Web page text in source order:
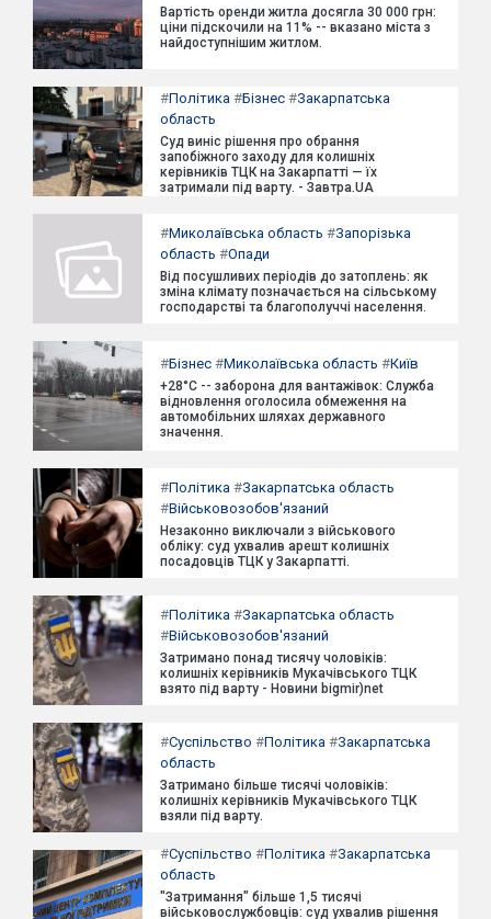
Вартість оренди житла досягла 30 000 грн:
ціни підскочили на 11% -- вказано міста з
найдоступнішим житлом.
#Політика #Бізнес #Закарпатська
область
Суд виніс рішення про обрання
запобіжного заходу для колишніх
керівників ТЦК на Закарпатті — їх
затримали під варту. - Завтра.UA
#Миколаївська область #Запорізька
область #Опади
Від посушливих періодів до затоплень: як
зміна клімату позначається на сільському
господарстві та благополуччі населення.
#Бізнес #Миколаївська область #Київ
+28°C -- заборона для вантажівок: Служба
відновлення оголосила обмеження на
автомобільних шляхах державного
значення.
#Політика #Закарпатська область
#Військовозобов'язаний
Незаконно виключали з військового
обліку: суд ухвалив арешт колишніх
посадовців ТЦК у Закарпатті.
#Політика #Закарпатська область
#Військовозобов'язаний
Затримано понад тисячу чоловіків:
колишніх керівників Мукачівського ТЦК
взято під варту - Новини bigmir)net
#Суспільство #Політика #Закарпатська
область
Затримано більше тисячі чоловіків:
колишніх керівників Мукачівського ТЦК
взяли під варту.
#Суспільство #Політика #Закарпатська
область
"Затримання" більше 1,5 тисячі
військовослужбовців: суд ухвалив рішення